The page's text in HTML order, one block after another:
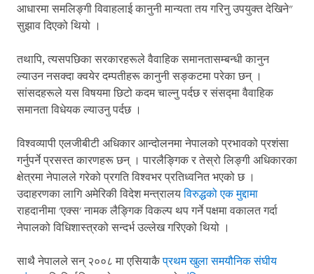
आधारमा समलिङ्गी विवाहलाई कानुनी मान्यता तय गरिनु उपयुक्त देखिने"
सुझाव दिएको थियो ।
तथापि, त्यसपछिका सरकारहरूले वैवाहिक समानतासम्बन्धी कानुन
ल्याउन नसक्दा क्वयेर दम्पतीहरू कानुनी सङ्कटमा परेका छन् ।
सांसदहरूले यस विषयमा छिटो कदम चाल्नु पर्दछ र संसद्मा वैवाहिक
समानता विधेयक ल्याउनु पर्दछ ।
विश्वव्यापी एलजीबीटी अधिकार आन्दोलनमा नेपालको प्रभावको प्रशंसा
गर्नुपर्ने प्रसस्त कारणहरू छन् । पारलैङ्गिक र तेस्रो लिङ्गी अधिकारका
क्षेत्रमा नेपालले गरेको प्रगति विश्वभर प्रतिध्वनित भएको छ ।
उदाहरणका लागि अमेरिकी विदेश मन्त्रालयविरुद्धको एक मुद्दामा
राहदानीमा 'एक्स' नामक लैङ्गिक विकल्प थप गर्ने पक्षमा वकालत गर्दा
नेपालको विधिशास्त्रको सन्दर्भ उल्लेख गरिएको थियो ।
साथै नेपालले सन् २००८ मा एसियाकैप्रथम खुला समयौनिक संघीय